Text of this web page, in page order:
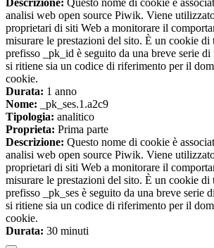
Descrizione: Questo nome di cookie è
analisi web open source Piwik. Viene
proprietari di siti Web a monitorare il
misurare le prestazioni del sito. È un cookie
prefisso _pk_id è seguito da una breve serie di
si ritiene sia un codice di riferimento per il
cookie.
Durata: 1 anno
Nome: _pk_ses.1.a2c9
Tipologia: analitico
Proprieta: Prima parte
Descrizione: Questo nome di cookie è
analisi web open source Piwik. Viene
proprietari di siti Web a monitorare il
misurare le prestazioni del sito. È un cookie
prefisso _pk_ses è seguito da una breve serie
si ritiene sia un codice di riferimento per il
cookie.
Durata: 30 minuti